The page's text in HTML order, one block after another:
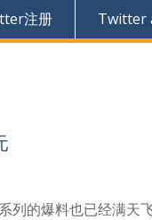
注册 Twitter
的爆料也已经满天